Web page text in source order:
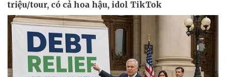
Thể thao
Bóng đá
Lịch thi đấu bóng đá
Thế giới thể thao
eSports
Hậu trường
Ô tô - Xe máy
Ô tô
Xe máy
Tư vấn